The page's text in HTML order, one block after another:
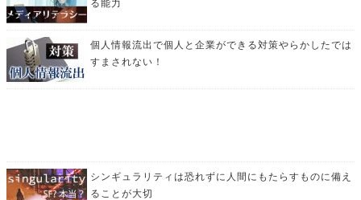
る能力
個人情報流出で個人と企業ができる対策やらかしたでは
すまされない！
シンギュラリティは恐れずに人間にもたらすものに備え
ることが大切